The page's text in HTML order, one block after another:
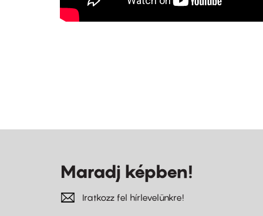
Maradj képben!
Iratkozz fel hírlevelünkre!